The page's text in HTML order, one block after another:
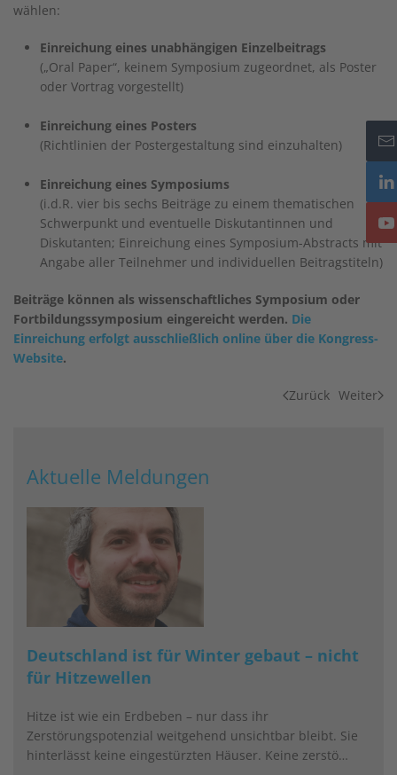
wählen:
Einreichung eines unabhängigen Einzelbeitrags
(„Oral Paper“, keinem Symposium zugeordnet, als Poster
oder Vortrag vorgestellt)
Einreichung eines Posters
(Richtlinien der Postergestaltung sind einzuhalten)
Einreichung eines Symposiums
(i.d.R. vier bis sechs Beiträge zu einem thematischen
Schwerpunkt und eventuelle Diskutantinnen und
Diskutanten; Einreichung eines Symposium-Abstracts mit
Angabe aller Teilnehmer und individuellen Beitragstiteln)
Beiträge können als wissenschaftliches Symposium oder
Fortbildungssymposium eingereicht werden. Die
Einreichung erfolgt ausschließlich online über die Kongress-
Website.
Zurück Weiter
Aktuelle Meldungen
Deutschland ist für Winter gebaut – nicht
für Hitzewellen
Hitze ist wie ein Erdbeben – nur dass ihr
Zerstörungspotenzial weitgehend unsichtbar bleibt. Sie
hinterlässt keine eingestürzten Häuser. Keine zerstö…